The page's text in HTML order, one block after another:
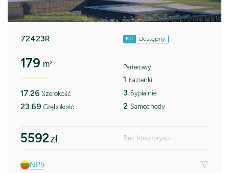
72423R KC Dostępny
179 m²
17.26 Szerokość
23.69 Głębokość
Parterowy
1 Łazienki
3 Sypialnie
2 Samochody
5592zł Bez kosztorysu
NP5